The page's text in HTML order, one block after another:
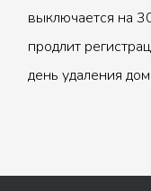
выключается на
продлит
день удаления